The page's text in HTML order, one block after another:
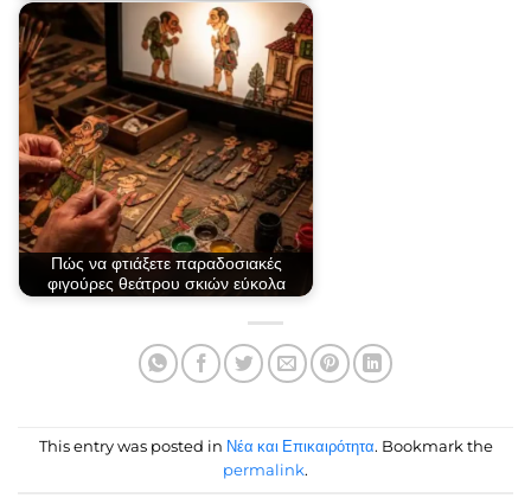
Πώς να φτιάξετε παραδοσιακές
φιγούρες θεάτρου σκιών εύκολα
This entry was posted in Νέα και Επικαιρότητα. Bookmark the
permalink.